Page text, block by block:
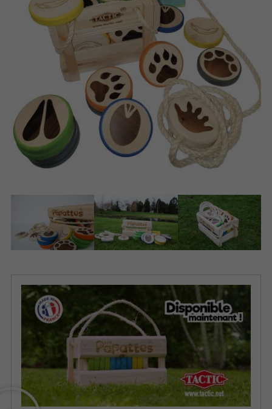
Produits archivés
Applications mobiles